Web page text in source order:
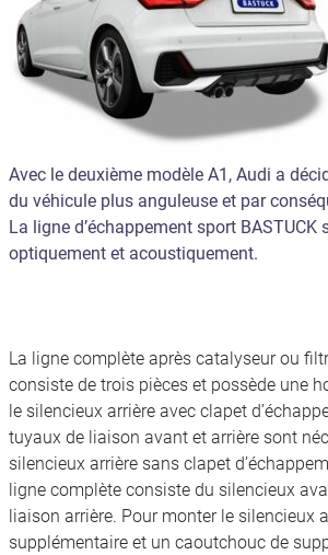
Avec le deuxième modèle A1, Audi a
du véhicule plus anguleuse et par
La ligne d’échappement sport BASTUCK
optiquement et acoustiquement.
La ligne complète après catalyseur ou
consiste de trois pièces et possède une
le silencieux arrière avec clapet
tuyaux de liaison avant et arrière sont
silencieux arrière sans clapet
ligne complète consiste du silencieux
liaison arrière. Pour monter le silencieux
supplémentaire et un caoutchouc de